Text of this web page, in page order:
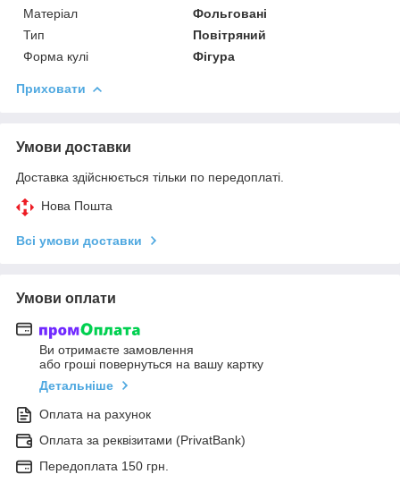
Матеріал
Фольговані
Тип
Повітряний
Форма кулі
Фігура
Приховати
Умови доставки
Доставка здійснюється тільки по передоплаті.
Нова Пошта
Всі умови доставки
Умови оплати
Ви отримаєте замовлення
або гроші повернуться на вашу картку
Детальніше
Оплата на рахунок
Оплата за реквізитами (PrivatBank)
Передоплата 150 грн.